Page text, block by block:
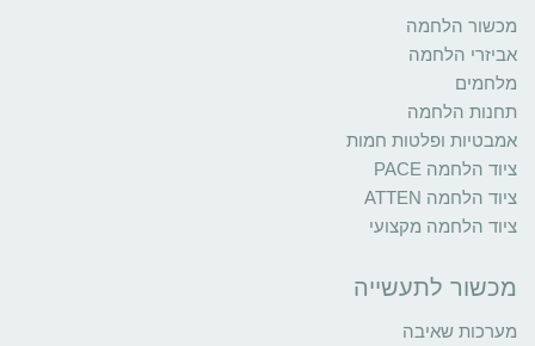
מכשור הלחמה
אביזרי הלחמה
מלחמים
תחנות הלחמה
אמבטיות ופלטות חמות
ציוד הלחמה PACE
ציוד הלחמה ATTEN
ציוד הלחמה מקצועי
מכשור לתעשייה
מערכות שאיבה